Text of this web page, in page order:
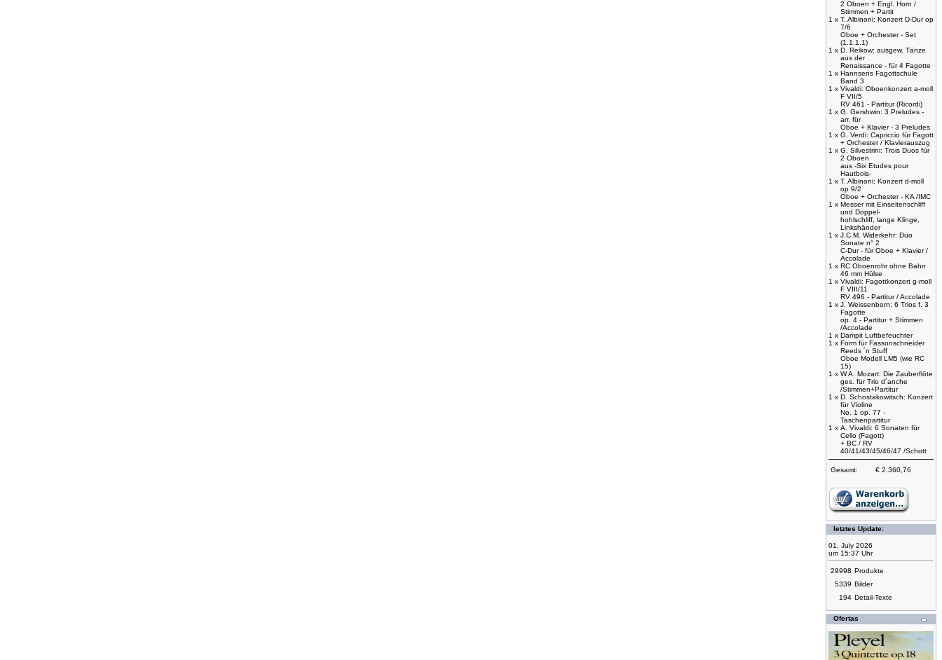
2 Oboen + Engl. Horn /
Stimmen + Partit
1 x T. Albinoni: Konzert D-Dur op
7/6
Oboe + Orchester - Set
(1.1.1.1)
1 x D. Reikow: ausgew. Tänze
aus der
Renaissance - für 4 Fagotte
1 x Hannsens Fagottschule
Band 3
1 x Vivaldi: Oboenkonzert a-moll
F VII/5
RV 461 - Partitur (Ricordi)
1 x G. Gershwin: 3 Preludes -
arr. für
Oboe + Klavier - 3 Preludes
1 x G. Verdi: Capriccio für Fagott
+ Orchester / Klavierauszug
1 x G. Silvestrini: Trois Duos für
2 Oboen
aus -Six Etudes pour
Hautbois-
1 x T. Albinoni: Konzert d-moll
op 9/2
Oboe + Orchester - KA /IMC
1 x Messer mit Einseitenschliff
und Doppel-
hohlschliff, lange Klinge,
Linkshänder
1 x J.C.M. Widerkehr: Duo
Sonate n° 2
C-Dur - für Oboe + Klavier /
Accolade
1 x RC Oboenrohr ohne Bahn
46 mm Hülse
1 x Vivaldi: Fagottkonzert g-moll
F VIII/11
RV 496 - Partitur / Accolade
1 x J. Weissenborn: 6 Trios f. 3
Fagotte
op. 4 - Partitur + Stimmen
/Accolade
1 x Dampit Luftbefeuchter
1 x Form für Fassonschneider
Reeds ´n Stuff
Oboe Modell LM5 (wie RC
15)
1 x W.A. Mozart: Die Zauberflöte
ges. für Trio d´anche
/Stimmen+Partitur
1 x D. Schostakowitsch: Konzert
für Violine
No. 1 op. 77 -
Taschenpartitur
1 x A. Vivaldi: 6 Sonaten für
Cello (Fagott)
+ BC / RV
40/41/43/45/46/47 /Schott
Gesamt: € 2.360,76
letztes Update:
01. July 2026
um 15:37 Uhr
29998 Produkte
5339 Bilder
194 Detail-Texte
Ofertas